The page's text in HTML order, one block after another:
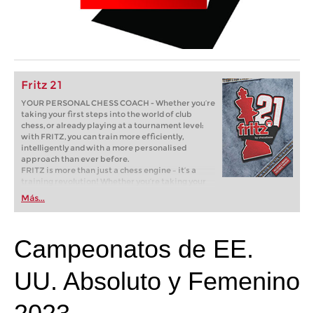
Fritz 21
YOUR PERSONAL CHESS COACH - Whether you’re
taking your first steps into the world of club
chess, or already playing at a tournament level:
with FRITZ, you can train more efficiently,
intelligently and with a more personalised
approach than ever before.
FRITZ is more than just a chess engine – it’s a
training revolution! Whether you’re taking your
first steps into the world of club chess, or already
playing at a tournament level: with FRITZ, you can
train more efficiently, intelligently and with a
Más...
Campeonatos de EE.
UU. Absoluto y Femenino